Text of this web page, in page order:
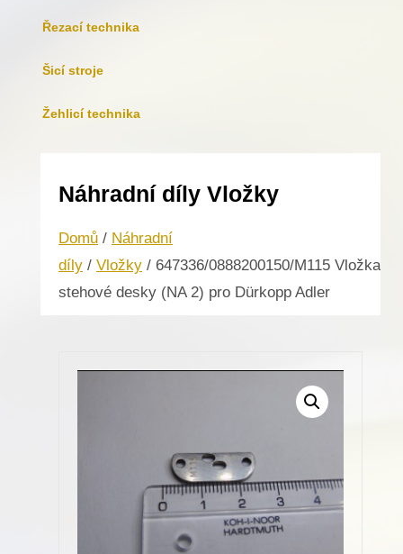
Řezací technika
Šicí stroje
Žehlicí technika
Náhradní díly Vložky
Domů / Náhradní
díly / Vložky / 647336/0888200150/M115 Vložka
stehové desky (NA 2) pro Dürkopp Adler